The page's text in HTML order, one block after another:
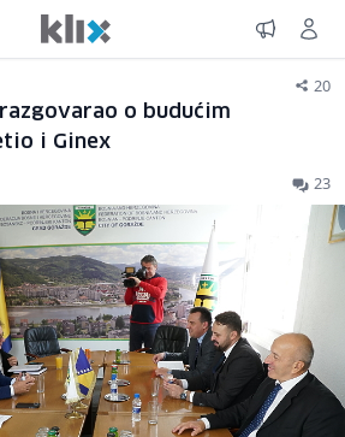
20
o budućim
i Ginex
23